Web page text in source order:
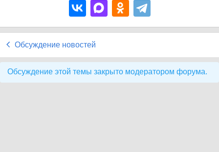
Обсуждение новостей
Обсуждение этой темы закрыто модератором форума.